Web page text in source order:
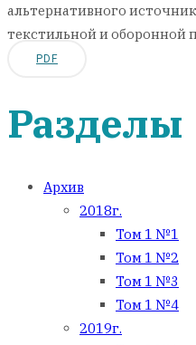
альтернативного
текстильной и оборонной
PDF
Разделы
Архив
2018г.
Том 1 №1
Том 1 №2
Том 1 №3
Том 1 №4
2019г.